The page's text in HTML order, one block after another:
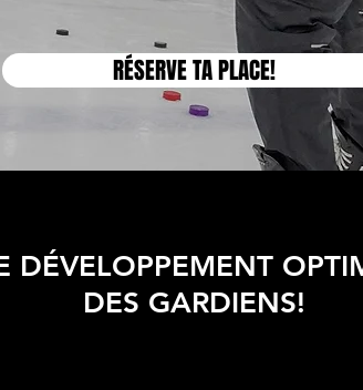
RÉSERVE TA PLACE!
DÉVELOPPEMENT
DES GARDIENS!